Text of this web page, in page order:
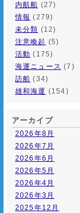
内航船 (27)
情報 (279)
未分類 (12)
注意喚起 (5)
活動 (175)
海運ニュース (7)
訪船 (34)
雄和海運 (154)
アーカイブ
2026年8月
2026年7月
2026年6月
2026年5月
2026年4月
2026年3月
2025年12月